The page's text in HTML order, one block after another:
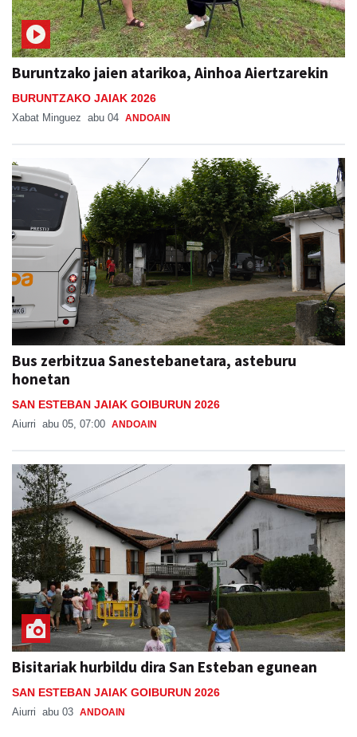
Buruntzako jaien atarikoa, Ainhoa Aiertzarekin
BURUNTZAKO JAIAK 2026
Xabat Minguez abu 04 ANDOAIN
Bus zerbitzua Sanestebanetara, asteburu
honetan
SAN ESTEBAN JAIAK GOIBURUN 2026
Aiurri abu 05, 07:00 ANDOAIN
Bisitariak hurbildu dira San Esteban egunean
SAN ESTEBAN JAIAK GOIBURUN 2026
Aiurri abu 03 ANDOAIN